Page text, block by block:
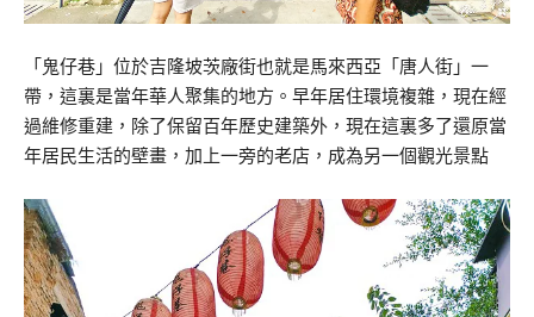
「鬼仔巷」位於吉隆坡茨廠街也就是馬來西亞「唐人街」一
帶，這裏是當年華人聚集的地方。早年居住環境複雜，現在經
過維修重建，除了保留百年歷史建築外，現在這裏多了還原當
年居民生活的壁畫，加上一旁的老店，成為另一個觀光景點